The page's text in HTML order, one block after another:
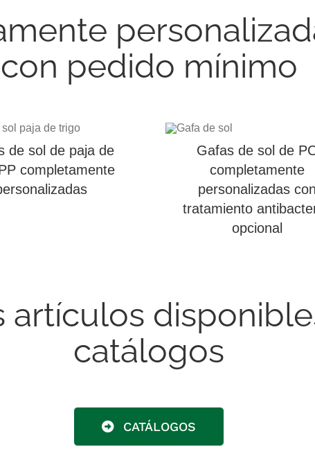
con pedido mínimo
de sol de paja de
completamente
Gafas de sol de
completamente
personalizadas con
tratamiento
opcional
artículos
catálogos
CATÁLOGOS